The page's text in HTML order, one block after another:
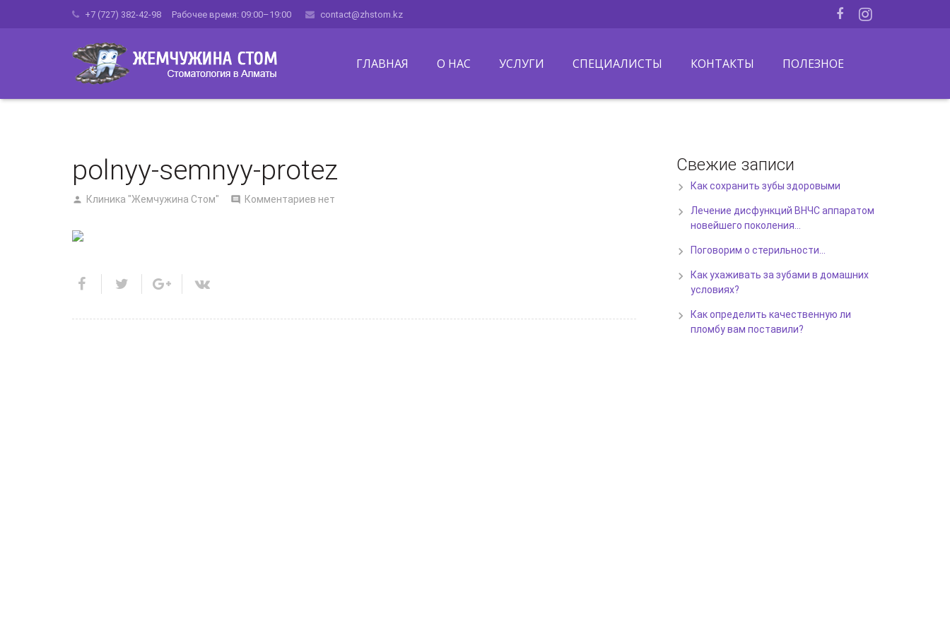
+7 (727) 382-42-98 Рабочее время: 09:00–19:00 contact@zhstom.kz
ГЛАВНАЯ О НАС УСЛУГИ СПЕЦИАЛИСТЫ КОНТАКТЫ ПОЛЕЗНОЕ
polnyy-semnyy-protez
Клиника "Жемчужина Стом" Комментариев нет
Свежие записи
Как сохранить зубы здоровыми
Лечение дисфункций ВНЧС аппаратом
новейшего поколения…
Поговорим о стерильности…
Как ухаживать за зубами в домашних
условиях?
Как определить качественную ли
пломбу вам поставили?